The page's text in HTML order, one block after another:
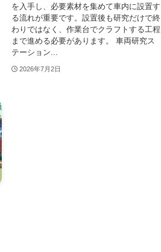
を入手し、必要素材を集めて車内に設置す
る流れが重要です。設置後も研究だけで終
わりではなく、作業台でクラフトする工程
まで進める必要があります。 車両研究ス
テーション...
2026年7月2日